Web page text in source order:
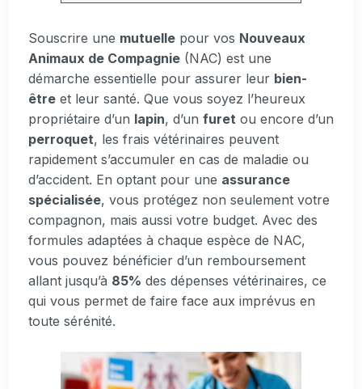
Souscrire une mutuelle pour vos Nouveaux
Animaux de Compagnie (NAC) est une
démarche essentielle pour assurer leur bien-
être et leur santé. Que vous soyez l’heureux
propriétaire d’un lapin, d’un furet ou encore d’un
perroquet, les frais vétérinaires peuvent
rapidement s’accumuler en cas de maladie ou
d’accident. En optant pour une assurance
spécialisée, vous protégez non seulement votre
compagnon, mais aussi votre budget. Avec des
formules adaptées à chaque espèce de NAC,
vous pouvez bénéficier d’un remboursement
allant jusqu’à 85% des dépenses vétérinaires, ce
qui vous permet de faire face aux imprévus en
toute sérénité.